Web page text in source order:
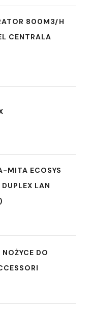
800M3/H
CENTRALA
MITA ECOSYS
LAN
DO